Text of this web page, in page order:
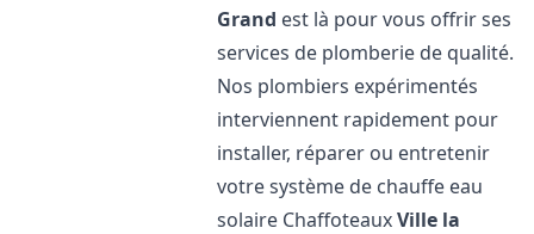
Grand est là pour vous offrir ses
services de plomberie de qualité.
Nos plombiers expérimentés
interviennent rapidement pour
installer, réparer ou entretenir
votre système de chauffe eau
solaire ChaffoteauxVille la